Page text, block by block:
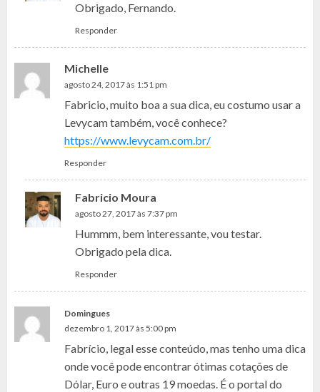
Obrigado, Fernando.
Responder
Michelle
agosto 24, 2017 às 1:51 pm
Fabricio, muito boa a sua dica, eu costumo usar a
Levycam também, você conhece?
https://www.levycam.com.br/
Responder
Fabricio Moura
agosto 27, 2017 às 7:37 pm
Hummm, bem interessante, vou testar.
Obrigado pela dica.
Responder
Domingues
dezembro 1, 2017 às 5:00 pm
Fabrício, legal esse conteúdo, mas tenho uma dica
onde você pode encontrar ótimas cotações de
Dólar, Euro e outras 19 moedas. É o portal do